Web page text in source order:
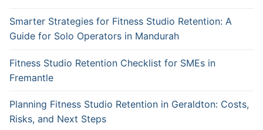
Smarter Strategies for Fitness Studio Retention: A
Guide for Solo Operators in Mandurah
Fitness Studio Retention Checklist for SMEs in
Fremantle
Planning Fitness Studio Retention in Geraldton: Costs,
Risks, and Next Steps